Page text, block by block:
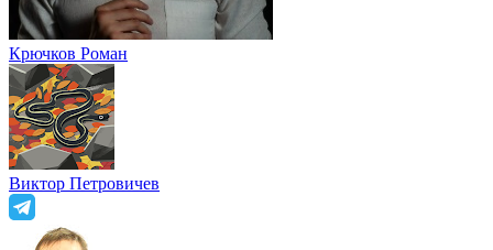
Крючков Роман
Виктор Петровичев